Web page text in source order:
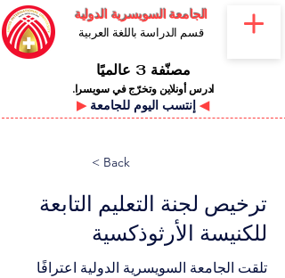
الجامعة السويسرية الدولية
قسم الدراسة باللغة العربية
مصنّفة 3 عالميًا
ادرس أونلاين وتخرّج في سويسرا.
▶ ◀
< Back
ترخيص لجنة التعليم التابعة
للكنيسة الأرثوذكسية
تلقت الجامعة السويسرية الدولية اعترافًا